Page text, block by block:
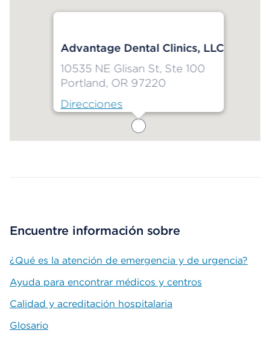
Advantage Dental Clinics, LLC
10535 NE Glisan St, Ste 100
Portland, OR 97220
Direcciones
Encuentre información sobre
¿Qué es la atención de emergencia y de urgencia?
Ayuda para encontrar médicos y centros
Calidad y acreditación hospitalaria
Glosario